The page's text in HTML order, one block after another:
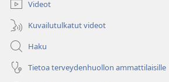
Videot
Kuvailutulkatut videot
Haku
Tietoa terveydenhuollon ammattilaisille